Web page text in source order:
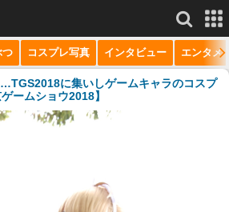
もっと見る
つ コスプレ写真 インタビュー エンタメ
に集いしゲームキャラのコスプ
ームショウ2018】